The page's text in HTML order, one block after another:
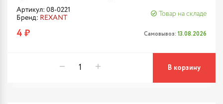
Артикул: 08-0221
Бренд: REXANT
Товар на складе
4 ₽ Самовывоз: 13.08.2026
В корзину